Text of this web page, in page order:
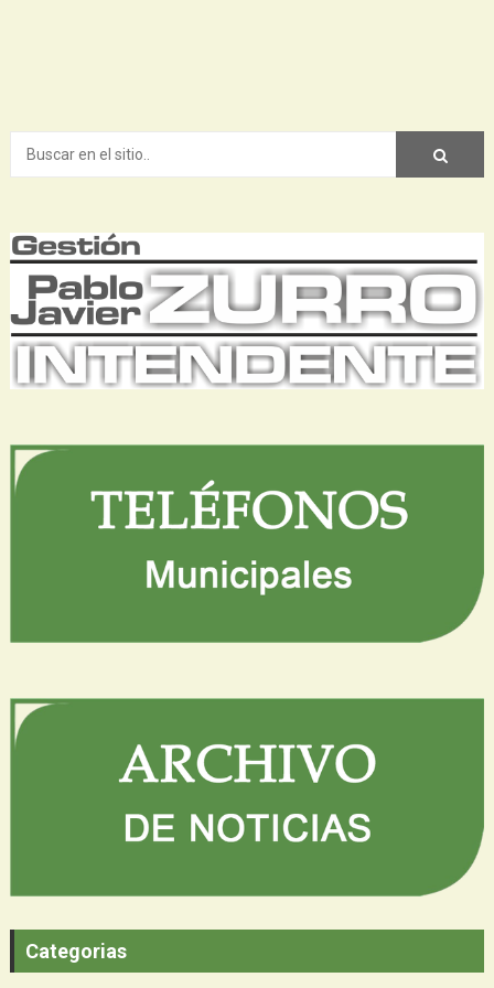
Categorias